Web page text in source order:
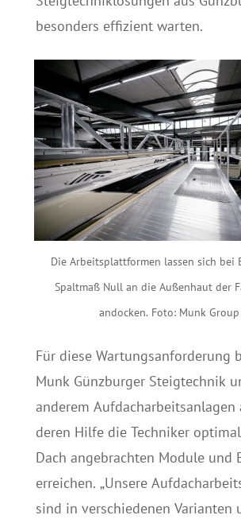
besonders effizient warten.
Die Arbeitsplattformen lassen sich bei
Spaltmaß Null an die Außenhaut der
andocken. Foto: Munk Group
Für diese Wartungsanforderung
Munk Günzburger Steigtechnik
anderem Aufdacharbeitsanlagen
deren Hilfe die Techniker
Dach angebrachten Module und
erreichen. „Unsere
sind in verschiedenen Varianten